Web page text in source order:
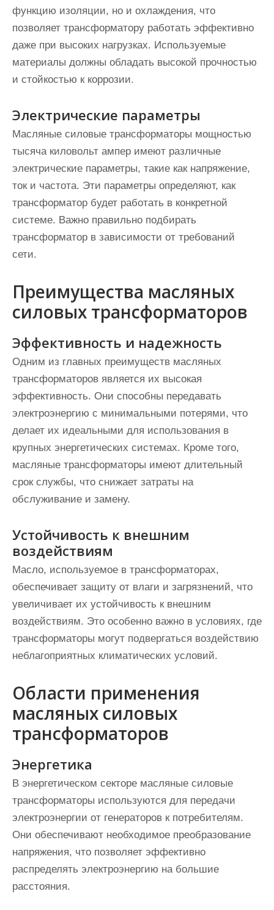
функцию изоляции, но и охлаждения, что
позволяет трансформатору работать эффективно
даже при высоких нагрузках. Используемые
материалы должны обладать высокой прочностью
и стойкостью к коррозии.
Электрические параметры
Масляные силовые трансформаторы мощностью
тысяча киловольт ампер имеют различные
электрические параметры, такие как напряжение,
ток и частота. Эти параметры определяют, как
трансформатор будет работать в конкретной
системе. Важно правильно подбирать
трансформатор в зависимости от требований
сети.
Преимущества масляных
силовых трансформаторов
Эффективность и надежность
Одним из главных преимуществ масляных
трансформаторов является их высокая
эффективность. Они способны передавать
электроэнергию с минимальными потерями, что
делает их идеальными для использования в
крупных энергетических системах. Кроме того,
масляные трансформаторы имеют длительный
срок службы, что снижает затраты на
обслуживание и замену.
Устойчивость к внешним
воздействиям
Масло, используемое в трансформаторах,
обеспечивает защиту от влаги и загрязнений, что
увеличивает их устойчивость к внешним
воздействиям. Это особенно важно в условиях, где
трансформаторы могут подвергаться воздействию
неблагоприятных климатических условий.
Области применения
масляных силовых
трансформаторов
Энергетика
В энергетическом секторе масляные силовые
трансформаторы используются для передачи
электроэнергии от генераторов к потребителям.
Они обеспечивают необходимое преобразование
напряжения, что позволяет эффективно
распределять электроэнергию на большие
расстояния.